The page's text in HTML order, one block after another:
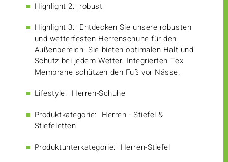
Highlight 2: robust
Highlight 3: Entdecken Sie unsere robusten
und wetterfesten Herrenschuhe für den
Außenbereich. Sie bieten optimalen Halt und
Schutz bei jedem Wetter. Integrierten Tex
Membrane schützen den Fuß vor Nässe.
Lifestyle: Herren-Schuhe
Produktkategorie: Herren - Stiefel &
Stiefeletten
Produktunterkategorie: Herren-Stiefel